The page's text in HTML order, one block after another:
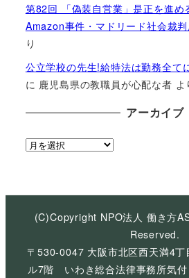
第82回 「偽装自営業」是正を進め
Amazon事件・マドリード社会裁
り
公立学校の先生!給特法は勤務全て
に 鹿児島県の教職員が心配な者 よ
アーカイブ
ア
イ
(C)Copyright NPO法人 働き方
Reserved.
〒530-0047 大阪市北区西天満4丁
ル7階 いわき総合法律事務所気